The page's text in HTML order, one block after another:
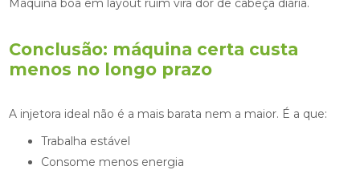
Máquina boa em layout ruim vira dor de cabeça diária.
Conclusão: máquina certa custa
menos no longo prazo
A injetora ideal não é a mais barata nem a maior. É a que:
Trabalha estável
Consome menos energia